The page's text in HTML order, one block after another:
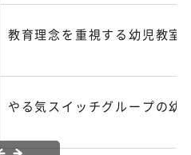
教育理念を重視する幼児教室
やる気スイッチグループの幼